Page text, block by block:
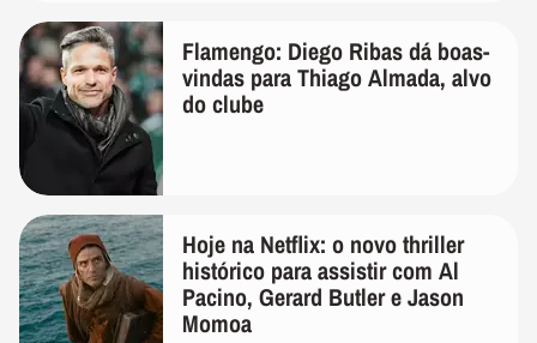
Flamengo: Diego Ribas dá boas-
vindas para Thiago Almada, alvo
do clube
Hoje na Netflix: o novo thriller
histórico para assistir com Al
Pacino, Gerard Butler e Jason
Momoa